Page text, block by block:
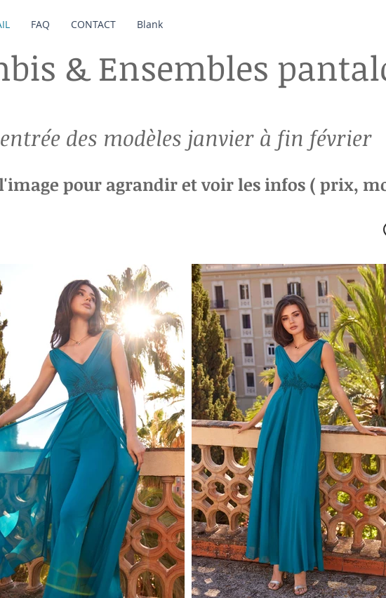
FAQ CONTACT Blank
& Ensembles
des modèles janvier à fin février
pour agrandir et voir les infos ( prix,